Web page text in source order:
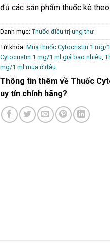
đủ các sản phẩm thuốc kê
Danh mục: Thuốc điều trị ung thư
Từ khóa: Mua thuốc Cytocristin 1 mg/
Cytocristin 1 mg/1 ml giá bao nhiêu,
mg/1 ml mua ở đâu
Thông tin thêm về Thuốc
uy tín chính hãng?